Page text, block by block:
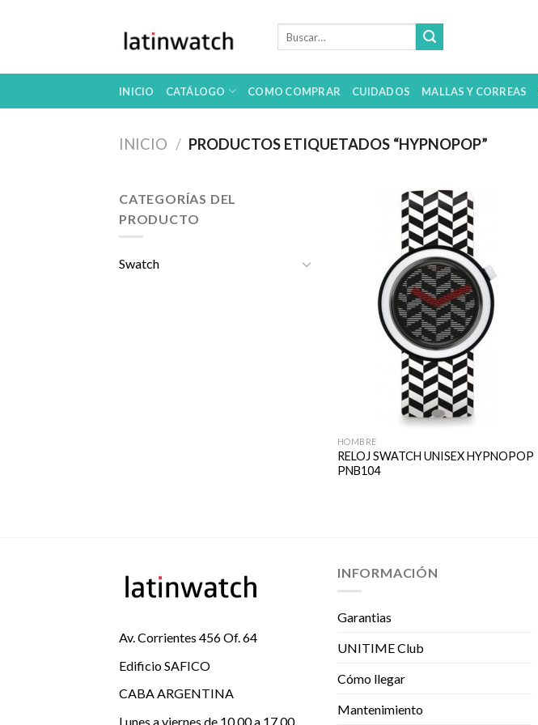
INICIO CATÁLOGO COMO COMPRAR CUIDADOS MALLAS Y CORREAS
INICIO / PRODUCTOS ETIQUETADOS “HYPNOPOP”
CATEGORÍAS DEL
PRODUCTO
Swatch
HOMBRE
RELOJ SWATCH UNISEX HYPNOPOP
PNB104
Av. Corrientes 456 Of. 64
Edificio SAFICO
CABA ARGENTINA
Lunes a viernes de 10.00 a 17.00
INFORMACIÓN
Garantias
UNITIME Club
Cómo llegar
Mantenimiento